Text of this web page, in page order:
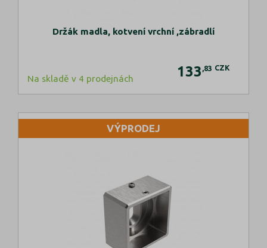
Držák madla, kotvení vrchní ,zábradlí
Na skladě v 4 prodejnách 133 ,83 CZK
VÝPRODEJ